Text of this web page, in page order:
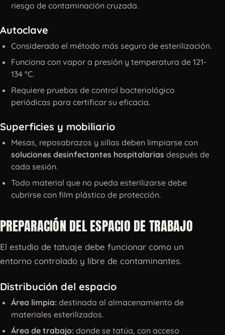
riesgo de contaminación cruzada.
Autoclave
Considerado el método más seguro de esterilización.
Funciona con vapor a presión y temperatura de 121-
134 °C.
Requiere pruebas de control bacteriológico
periódicas para certificar su eficacia.
Superficies y mobiliario
Mesas, reposabrazos y sillas deben limpiarse con
soluciones desinfectantes hospitalarias después de
cada sesión.
Todo material que no pueda esterilizarse debe
cubrirse con film plástico de protección.
PREPARACIÓN DEL ESPACIO DE TRABAJO
El estudio de tatuaje debe funcionar como un
entorno controlado y libre de contaminantes.
Distribución del espacio
Área limpia: destinada al almacenamiento de
materiales esterilizados.
Área de trabajo: donde se tatúa, con acceso